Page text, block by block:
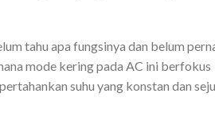
tahu apa fungsinya dan belum
mode kering pada AC ini berfokus
suhu yang konstan dan